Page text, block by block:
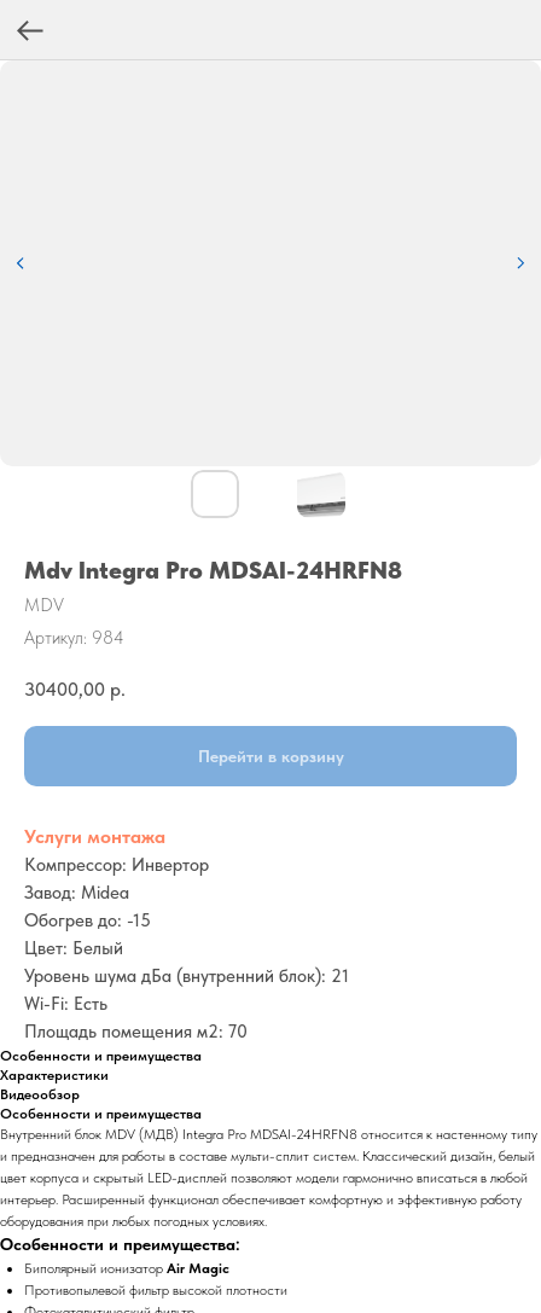
Mdv Integra Pro MDSAI-24HRFN8
MDV
Артикул: 984
30400,00 р.
Перейти в корзину
Услуги монтажа
Компрессор: Инвертор
Завод: Midea
Обогрев до: -15
Цвет: Белый
Уровень шума дБа (внутренний блок): 21
Wi-Fi: Есть
Площадь помещения м2: 70
Особенности и преимущества
Характеристики
Видеообзор
Особенности и преимущества
Внутренний блок MDV (МДВ) Integra Pro MDSAI-24HRFN8 относится к настенному типу
и предназначен для работы в составе мульти-сплит систем. Классический дизайн, белый
цвет корпуса и скрытый LED-дисплей позволяют модели гармонично вписаться в любой
интерьер. Расширенный функционал обеспечивает комфортную и эффективную работу
оборудования при любых погодных условиях.
Особенности и преимущества:
Биполярный ионизатор Air Magic
Противопылевой фильтр высокой плотности